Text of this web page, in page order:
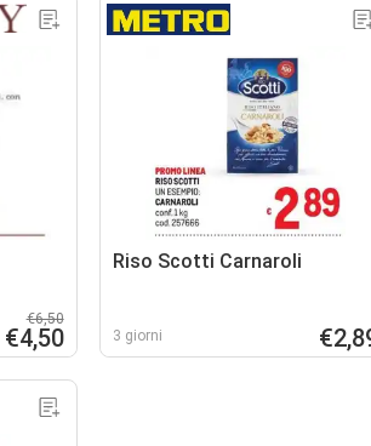
€6,50
€4,50
Riso Scotti Carnaroli
3 giorni